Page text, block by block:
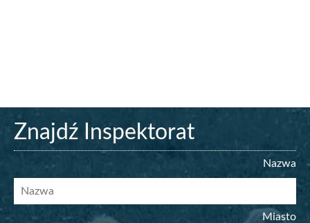
Znajdź
inspektorat
Znajdź Inspektorat
Nazwa
Miasto